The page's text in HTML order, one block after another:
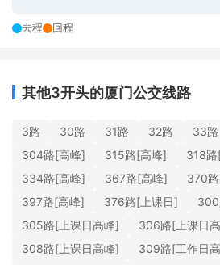
去程 回程
其他3开头的厦门公交线路
3路 30路 31路 32路 33路
304路[高峰]
315路[高峰] 318
334路[高峰]
367路[高峰] 370
397路[高峰]
376路[上课日]
305路[上课日高峰]
306路[上课日
308路[上课日高峰]
309路[工作日